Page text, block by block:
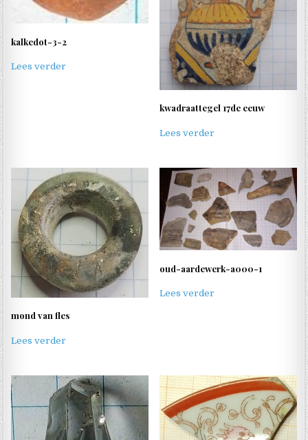
kalkedot-3-2
Lees verder
kwadraattegel 17de eeuw
Lees verder
mond van fles
Lees verder
oud-aardewerk-a000-1
Lees verder